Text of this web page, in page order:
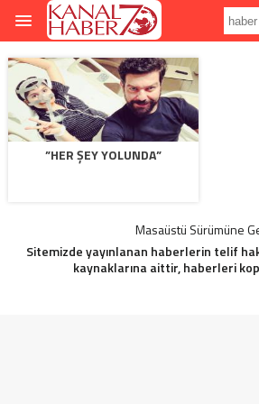
”HER ŞEY YOLUNDA”
Masaüstü Sürümüne
Sitemizde yayınlanan haberlerin telif
kaynaklarına aittir, haberleri